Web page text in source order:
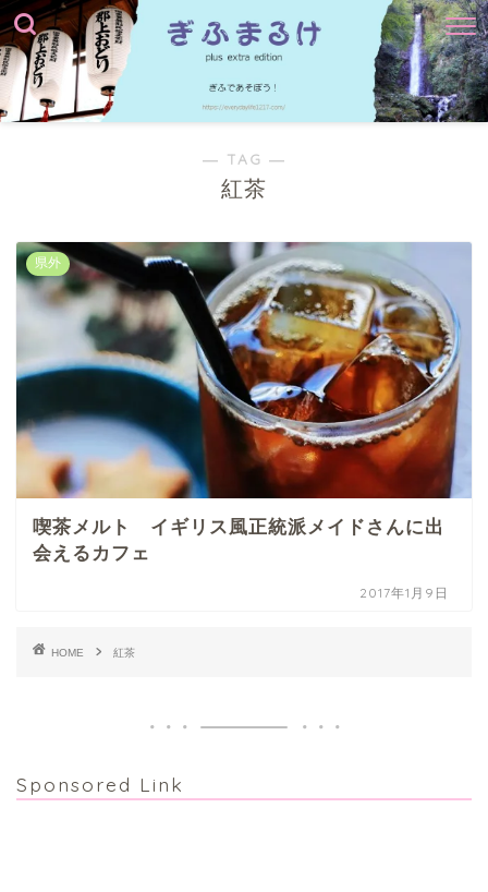
― TAG ―
紅茶
県外
喫茶メルト イギリス風正統派メイドさんに出
会えるカフェ
2017年1月9日
HOME 紅茶
Sponsored Link